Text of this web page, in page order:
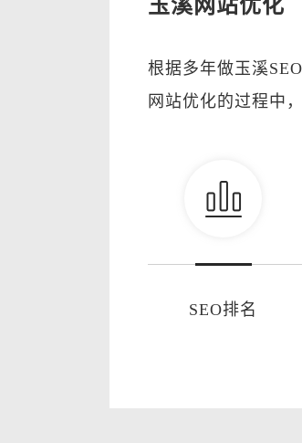
玉溪网站优化
根据多年做玉溪
网站优化的过程中
SEO排名